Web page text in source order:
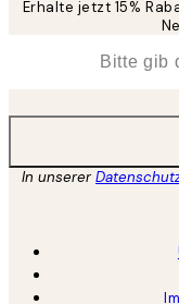
Erhalte jetzt 15%
In unserer